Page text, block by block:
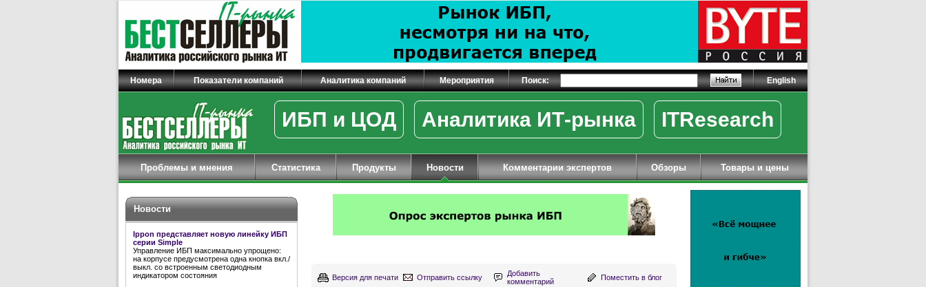
Номера Показатели компаний Аналитика компаний Мероприятия Поиск: English
ИБП и ЦОД Аналитика ИТ-рынка ITResearch
Проблемы и мнения Статистика Продукты Новости Комментарии экспертов Обзоры Товары и цены
Новости
Ippon представляет новую линейку ИБП
серии Simple
Управление ИБП максимально упрощено:
на корпусе предусмотрена одна кнопка вкл./
выкл. со встроенным светодиодным
индикатором состояния
Версия для печати Отправить ссылку
Добавить
комментарий
Поместить в блог